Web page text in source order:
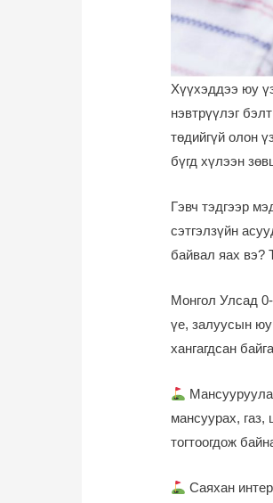
Хүүхэддээ юу
нэвтрүүлэг
төдийгүй олон
бүгд хүлээн
Гэвч тэдгээр
сэтгэлзүйн
байвал яах вэ?
Монгол Улсад
үе, залуусын
хангагдсан
мансуурах, газ,
тогтоогдож
Саяхан